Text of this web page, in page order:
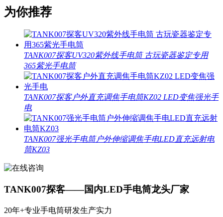
为你推荐
TANK007探客UV320紫外线手电筒 古玩瓷器鉴定专用
365紫光手电筒
TANK007探客户外直充调焦手电筒KZ02 LED变焦强光手
电
TANK007强光手电筒户外伸缩调焦手电LED直充远射电
筒KZ03
TANK007探客——国内LED手电筒龙头厂家
20年+专业手电筒研发生产实力